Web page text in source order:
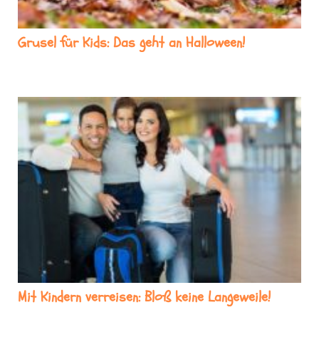
Grusel für Kids: Das geht an Halloween!
Mit Kindern verreisen: Bloß keine Langeweile!